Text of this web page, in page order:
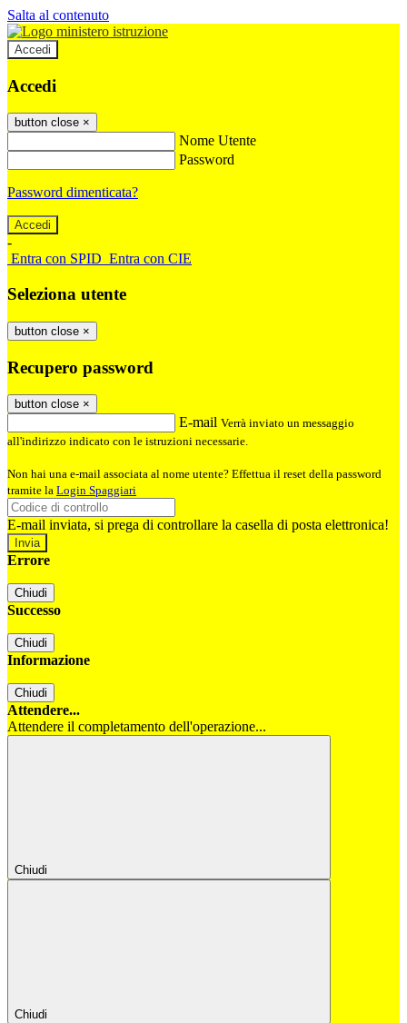
Salta al contenuto
Accedi
Accedi
button close ×
Nome Utente
Password
Password dimenticata?
-
Entra con SPID Entra con CIE
Seleziona utente
button close ×
Recupero password
button close ×
E-mail Verrà inviato un messaggio
all'indirizzo indicato con le istruzioni necessarie.
Non hai una e-mail associata al nome utente? Effettua il reset della password
tramite la Login Spaggiari
E-mail inviata, si prega di controllare la casella di posta elettronica!
Errore
Chiudi
Successo
Chiudi
Informazione
Chiudi
Attendere...
Attendere il completamento dell'operazione...
Chiudi
Chiudi